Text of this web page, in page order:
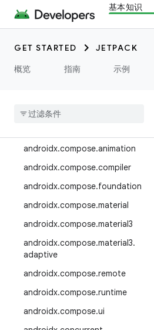
基本知识
GET STARTED
JETPACK
概览
指南 示例
androidx.camera.media3
androidx.car
androidx.car.app
androidx.collection
androidx.compose.animation
androidx.compose.compiler
androidx.compose.foundation
androidx.compose.material
androidx.compose.material3
androidx.compose.material3.
adaptive
androidx.compose.remote
androidx.compose.runtime
androidx.compose.ui